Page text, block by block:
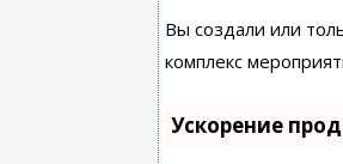
Вы создали или
комплекс
Ускорение